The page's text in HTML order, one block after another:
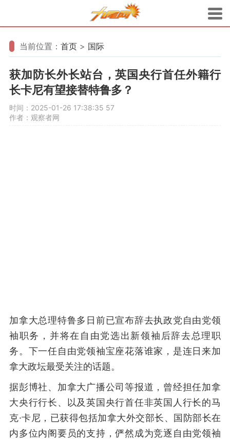
当前位置： 首页 > 国际
获加防长外长站台，英国央行首任外籍行
长卡尼有望接替特鲁多？
时间：2025-01-26 17:38:35 57
作者：观察者网
加拿大总理特鲁多日前已宣布辞去执政党自由党领
袖职务，并将在自由党选出新领袖后辞去总理职
务。下一任自由党领袖宝座花落谁家，是连日来加
拿大政坛最受关注的话题。
据彭博社、加拿大广播公司等报道，曾经担任加拿
大央行行长、以及英国央行首任非英国人行长的马
克·卡尼，已获得包括加拿大外交部长、国防部长在
内多位内阁要员的支持，俨然成为竞逐自由党领袖